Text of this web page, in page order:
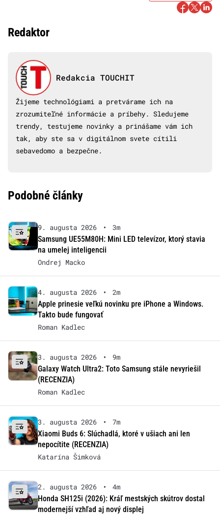
Redaktor
Redakcia TOUCHIT
Žijeme technológiami a pretvárame ich na
zrozumiteľné informácie a príbehy. Sledujeme
trendy, testujeme novinky a prinášame vám ich
tak, aby ste sa v digitálnom svete cítili
sebavedomo a bezpečne.
Podobné články
9. augusta 2026 •
3m
Samsung UE55M80H: Mini LED televízor, ktorý stavia
na umelej inteligencii
Ondrej Macko
4. augusta 2026 •
2m
Apple prinesie veľkú novinku pre iPhone a Windows.
Takto bude fungovať
Roman Kadlec
3. augusta 2026 •
9m
Galaxy Watch Ultra2: Toto Samsung stále nevyriešil
(RECENZIA)
Roman Kadlec
3. augusta 2026 •
7m
Xiaomi Buds 6: Slúchadlá, ktoré v ušiach ani len
nepocítite (RECENZIA)
Katarína Šimková
2. augusta 2026 •
4m
Honda SH125i (2026): Kráľ mestských skútrov dostal
modernejší vzhľad aj nový displej